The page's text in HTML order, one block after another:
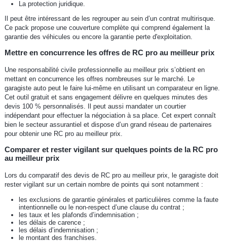
La protection juridique.
Il peut être intéressant de les regrouper au sein d’un contrat multirisque.
Ce pack propose une couverture complète qui comprend également la
garantie des véhicules ou encore la garantie perte d'exploitation.
Mettre en concurrence les offres de RC pro au meilleur prix
Une responsabilité civile professionnelle au meilleur prix s’obtient en
mettant en concurrence les offres nombreuses sur le marché. Le
garagiste auto peut le faire lui-même en utilisant un comparateur en ligne.
Cet outil gratuit et sans engagement délivre en quelques minutes des
devis 100 % personnalisés. Il peut aussi mandater un courtier
indépendant pour effectuer la négociation à sa place. Cet expert connaît
bien le secteur assurantiel et dispose d’un grand réseau de partenaires
pour obtenir une RC pro au meilleur prix.
Comparer et rester vigilant sur quelques points de la RC pro
au meilleur prix
Lors du comparatif des devis de RC pro au meilleur prix, le garagiste doit
rester vigilant sur un certain nombre de points qui sont notamment :
les exclusions de garantie générales et particulières comme la faute
intentionnelle ou le non-respect d’une clause du contrat ;
les taux et les plafonds d’indemnisation ;
les délais de carence ;
les délais d’indemnisation ;
le montant des franchises.